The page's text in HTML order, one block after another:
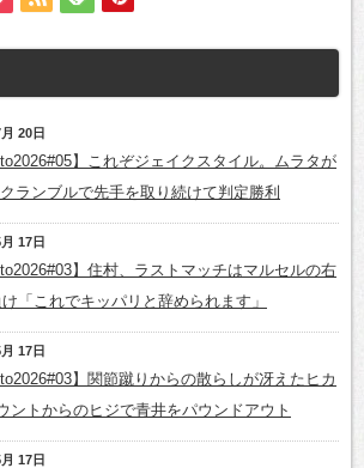
20日
】これぞジェイクスタイル。ムラタが
ランブルで先手を取り続けて判定勝利
17日
】住村、ラストマッチはマルセルの右
「これでキッパリと辞められます」
17日
】関節蹴りからの散らしが冴えたヒカ
ントからのヒジで青井をパウンドアウト
17日